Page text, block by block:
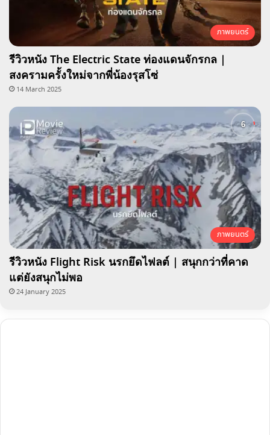
ภาพยนตร์
รีวิวหนัง The Electric State ท่องแดนจักรกล |
สงครามครั้งใหม่จากพี่น้องรุสโซ่
14 March 2025
ภาพยนตร์
รีวิวหนัง Flight Risk นรกยึดไฟลต์ | สนุกกว่าที่คาด
แต่ยังสนุกไม่พอ
24 January 2025